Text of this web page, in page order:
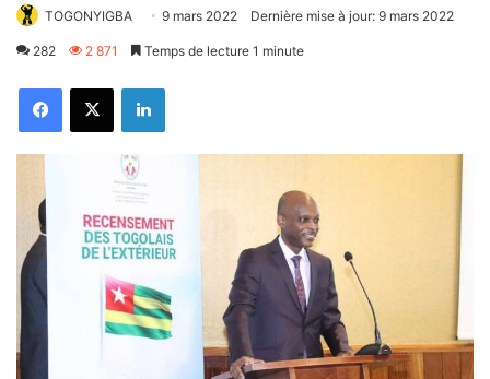
TOGONYIGBA 9 mars 2022 Dernière mise à jour: 9 mars 2022
282 2 871 Temps de lecture 1 minute
FacebookX Linkedin